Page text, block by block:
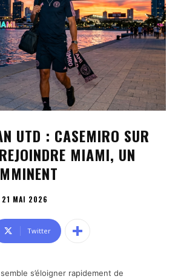
UTD : CASEMIRO SUR
MIAMI, UN
21 MAI 2026
Twitter
semble s’éloigner rapidement de